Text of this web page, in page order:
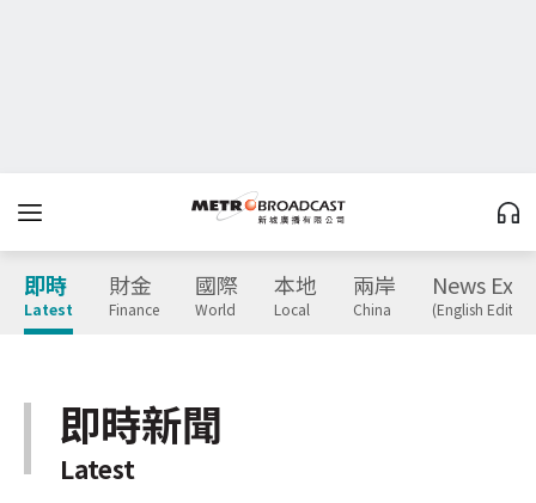
即時
Latest
財金
Finance
國際
World
本地
Local
兩岸
China
News
(English
即時新聞
Latest